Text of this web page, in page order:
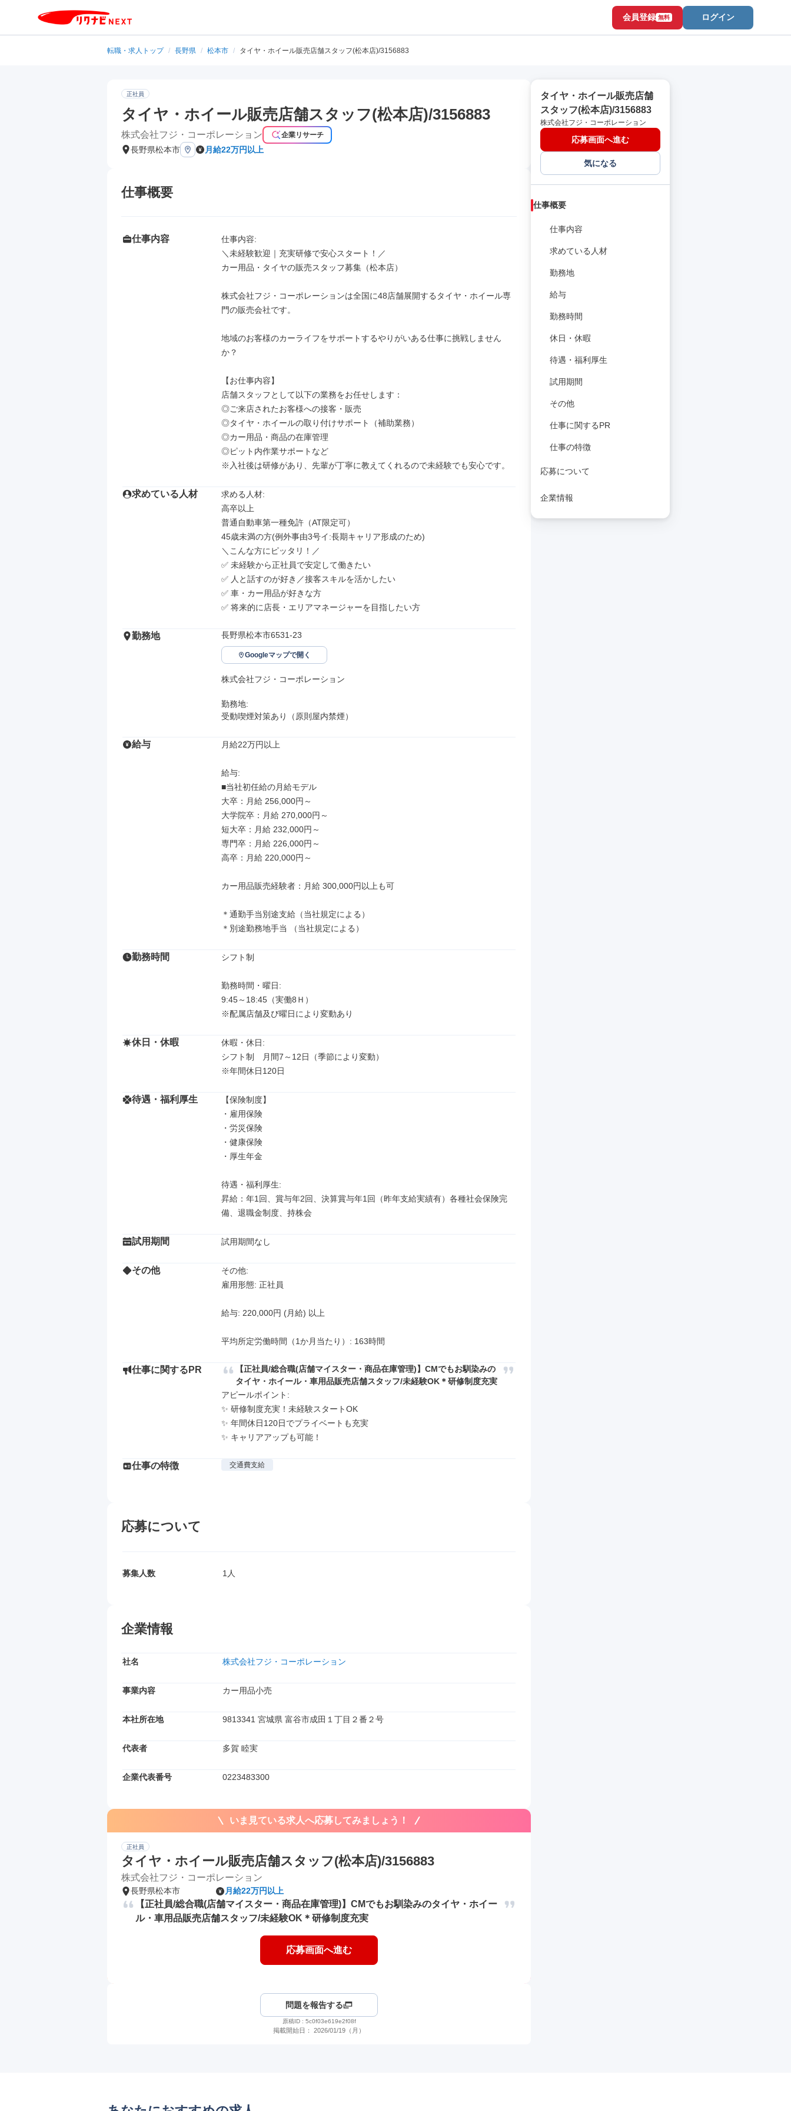
会員登録 無料 ログイン
転職・求人トップ / 長野県 / 松本市 / タイヤ・ホイール販売店舗スタッフ(松本店)/3156883
正社員
タイヤ・ホイール販売店舗スタッフ(松本店)/3156883
株式会社フジ・コーポレーション 企業リサーチ
長野県松本市 月給22万円以上
仕事概要
仕事内容
仕事内容:
＼未経験歓迎｜充実研修で安心スタート！／
カー用品・タイヤの販売スタッフ募集（松本店）
株式会社フジ・コーポレーションは全国に48店舗展開するタイヤ・ホイール専
門の販売会社です。
地域のお客様のカーライフをサポートするやりがいある仕事に挑戦しません
か？
【お仕事内容】
店舗スタッフとして以下の業務をお任せします：
◎ご来店されたお客様への接客・販売
◎タイヤ・ホイールの取り付けサポート（補助業務）
◎カー用品・商品の在庫管理
◎ピット内作業サポートなど
※入社後は研修があり、先輩が丁寧に教えてくれるので未経験でも安心です。
求めている人材
求める人材:
高卒以上
普通自動車第一種免許（AT限定可）
45歳未満の方(例外事由3号イ:長期キャリア形成のため)
＼こんな方にピッタリ！／
✅ 未経験から正社員で安定して働きたい
✅ 人と話すのが好き／接客スキルを活かしたい
✅ 車・カー用品が好きな方
✅ 将来的に店長・エリアマネージャーを目指したい方
勤務地 長野県松本市6531-23
Googleマップで開く
株式会社フジ・コーポレーション
勤務地:
受動喫煙対策あり（原則屋内禁煙）
給与 月給22万円以上
給与:
■当社初任給の月給モデル
大卒：月給 256,000円～
大学院卒：月給 270,000円～
短大卒：月給 232,000円～
専門卒：月給 226,000円～
高卒：月給 220,000円～
カー用品販売経験者：月給 300,000円以上も可
＊通勤手当別途支給（当社規定による）
＊別途勤務地手当 （当社規定による）
勤務時間 シフト制
勤務時間・曜日:
9:45～18:45（実働8Ｈ）
※配属店舗及び曜日により変動あり
休日・休暇
休暇・休日:
シフト制　月間7～12日（季節により変動）
※年間休日120日
待遇・福利厚生
【保険制度】
・雇用保険
・労災保険
・健康保険
・厚生年金
待遇・福利厚生:
昇給：年1回、賞与年2回、決算賞与年1回（昨年支給実績有）各種社会保険完
備、退職金制度、持株会
試用期間 試用期間なし
その他
その他:
雇用形態: 正社員
給与: 220,000円 (月給) 以上
平均所定労働時間（1か月当たり）: 163時間
仕事に関するPR
【正社員/総合職(店舗マイスター・商品在庫管理)】CMでもお馴染みの
タイヤ・ホイール・車用品販売店舗スタッフ/未経験OK＊研修制度充実
アピールポイント:
✨ 研修制度充実！未経験スタートOK
✨ 年間休日120日でプライベートも充実
✨ キャリアアップも可能！
仕事の特徴 交通費支給
応募について
募集人数 1人
企業情報
社名 株式会社フジ・コーポレーション
事業内容 カー用品小売
本社所在地 9813341 宮城県 富谷市成田１丁目２番２号
代表者 多賀 睦実
企業代表番号 0223483300
いま見ている求人へ応募してみましょう！
正社員
タイヤ・ホイール販売店舗スタッフ(松本店)/3156883
株式会社フジ・コーポレーション
長野県松本市 月給22万円以上
【正社員/総合職(店舗マイスター・商品在庫管理)】CMでもお馴染みのタイヤ・ホイー
ル・車用品販売店舗スタッフ/未経験OK＊研修制度充実
応募画面へ進む
問題を報告する
原稿ID : 5c0f03e619e2f08f
掲載開始日： 2026/01/19（月）
タイヤ・ホイール販売店舗
スタッフ(松本店)/3156883
株式会社フジ・コーポレーション
応募画面へ進む
気になる
仕事概要
仕事内容
求めている人材
勤務地
給与
勤務時間
休日・休暇
待遇・福利厚生
試用期間
その他
仕事に関するPR
仕事の特徴
応募について
企業情報